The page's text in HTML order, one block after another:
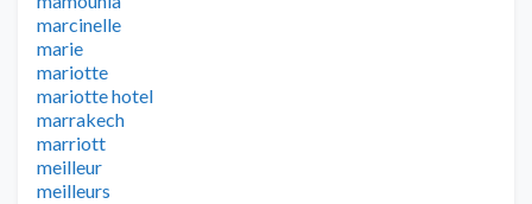
marcinelle
marie
mariotte
mariotte hotel
marrakech
marriott
meilleur
meilleurs